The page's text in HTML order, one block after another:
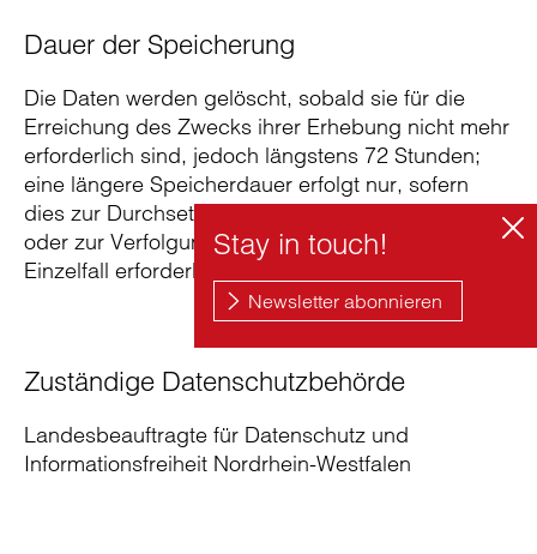
Dauer der Speicherung
Die Daten werden gelöscht, sobald sie für die
Erreichung des Zwecks ihrer Erhebung nicht mehr
erforderlich sind, jedoch längstens 72 Stunden;
eine längere Speicherdauer erfolgt nur, sofern
dies zur Durchsetzung von Rechtsansprüchen
oder zur Verfolgung von Straftaten im konkreten
Einzelfall erforderlich ist.
Zuständige Datenschutzbehörde
Landesbeauftragte für Datenschutz und
Informationsfreiheit Nordrhein-Westfalen